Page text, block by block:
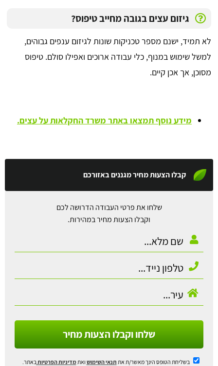
גיזום עצים בגובה מחייב טיפוס?
לא תמיד, ישנם מספר טכניקות שונות לגיזום ענפים גבוהים,
למשל שימוש במנוף, כלי עבודה ארוכים ואפילו סולם. טיפוס
מסוכן, אך אכן קיים.
מידע נוסף תמצאו באתר משרד החקלאות על עצים.
קבלו הצעות מחיר מגננים באזורכם
שלחו את פרטי העבודה הדרושה לכם
וקבלו הצעות מחיר במהירות.
שלחו וקבלו הצעות מחיר
בשליחת הטופס הינך מאשר/ת את תנאי השימוש ואתמדיניות הפרטיות באתר.